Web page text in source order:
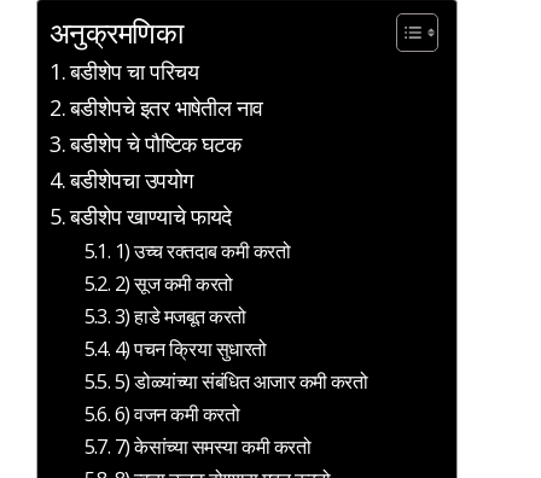
अनुक्रमणिका
बडीशेप चा परिचय
बडीशेपचे इतर भाषेतील नाव
बडीशेप चे पौष्टिक घटक
बडीशेपचा उपयोग
बडीशेप खाण्याचे फायदे
1) उच्च रक्तदाब कमी करतो
2) सूज कमी करतो
3) हाडे मजबूत करतो
4) पचन क्रिया सुधारतो
5) डोळ्यांच्या संबंधित आजार कमी करतो
6) वजन कमी करतो
7) केसांच्या समस्या कमी करतो